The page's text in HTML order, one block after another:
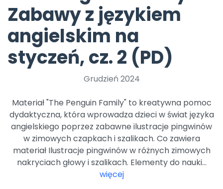
Archiwalne numery
Pomoc
Promocje
Zabawy z językiem
angielskim na
styczeń, cz. 2 (PD)
Grudzień 2024
Materiał "The Penguin Family" to kreatywna pomoc
dydaktyczna, która wprowadza dzieci w świat języka
angielskiego poprzez zabawne ilustracje pingwinów
w zimowych czapkach i szalikach. Co zawiera
materiał Ilustracje pingwinów w różnych zimowych
nakryciach głowy i szalikach. Elementy do nauki...
więcej